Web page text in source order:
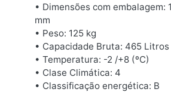
• Dimensões com embalagem:
mm
• Peso: 125 kg
• Capacidade Bruta: 465 Litros
• Temperatura: -2 /+8 (ºC)
• Clase Climática: 4
• Classificação energética: B